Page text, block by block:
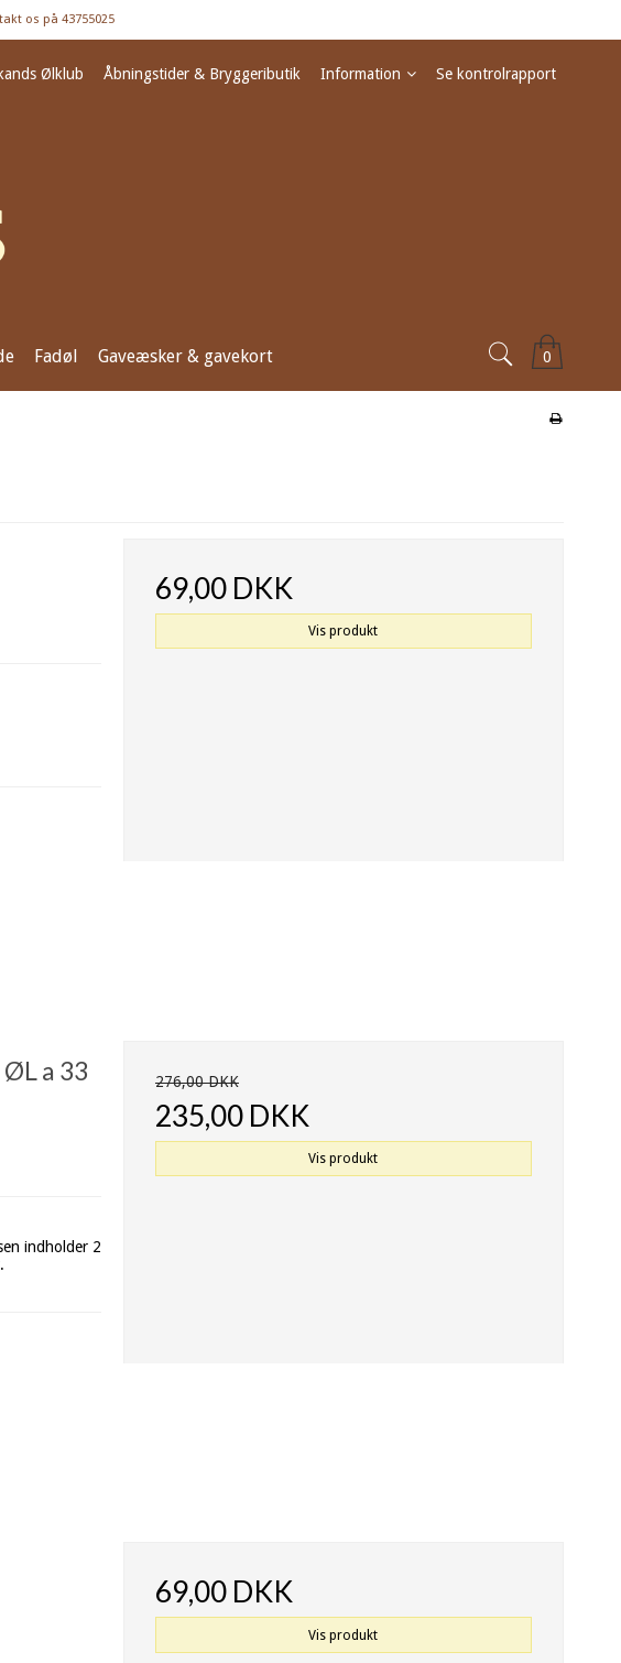
os på 43755025
Ølklub Åbningstider & Bryggeributik Information Se kontrolrapport
0
Fadøl Gaveæsker & gavekort
69,00 DKK
Vis produkt
ØL a 33
indholder 2
276,00 DKK
235,00 DKK
Vis produkt
69,00 DKK
Vis produkt